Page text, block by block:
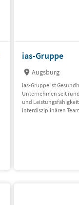
ias-Gruppe
Augsburg
ias-Gruppe ist
Unternehmen seit
und
interdisziplinären